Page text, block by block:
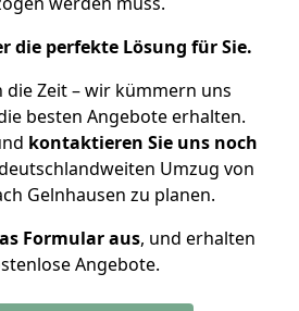
die perfekte Lösung für Sie.
die Zeit – wir kümmern uns
besten Angebote erhalten.
kontaktieren Sie uns noch
Umzug von
Gelnhausen zu planen.
Formular aus, und erhalten
Angebote.